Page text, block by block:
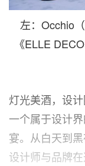
左：Occhio
《ELLE
灯光美酒，设
一个属于设计
宴。从白天到
设计师与品牌